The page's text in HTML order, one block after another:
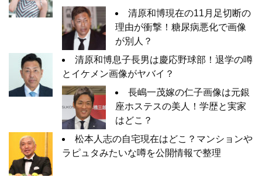
清原和博現在の11月足切断の
理由が衝撃！糖尿病悪化で画像
が別人？
清原和博息子長男は慶応野球部！退学の噂
とイケメン画像がヤバイ？
長嶋一茂嫁の仁子画像は元銀
座ホステスの美人！学歴と実家
はどこ？
松本人志の自宅現在はどこ？マンションや
ラピュタみたいな噂を公開情報で整理